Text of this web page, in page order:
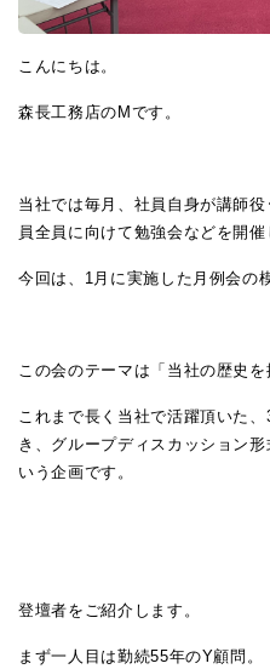
こんにちは。
森長工務店のMです。
当社では毎月、社員自身が講師
員全員に向けて勉強会などを開催
今回は、1月に実施した月例会の
この会のテーマは「当社の歴史を
これまで長く当社で活躍頂いた
き、グループディスカッション
いう企画です。
登壇者をご紹介します。
まず一人目は勤続55年のY顧問。